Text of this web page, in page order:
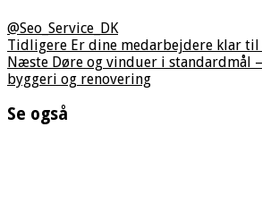
@Seo_Service_DK
Tidligere Er dine medarbejdere klar til
Næste Døre og vinduer i standardmål
byggeri og renovering
Se også